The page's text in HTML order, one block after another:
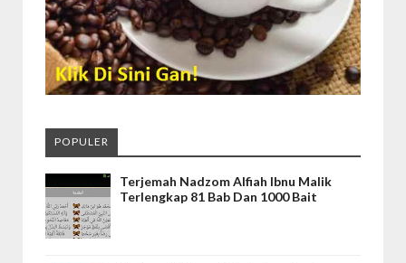
POPULER
Terjemah Nadzom Alfiah Ibnu Malik
Terlengkap 81 Bab Dan 1000 Bait